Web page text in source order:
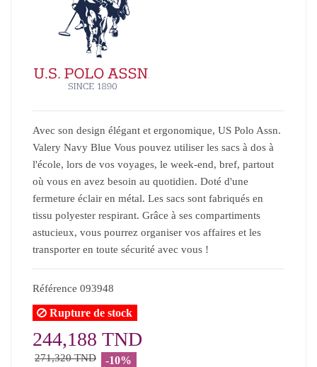
Avec son design élégant et ergonomique, US Polo Assn.
Valery Navy Blue Vous pouvez utiliser les sacs à dos à
l'école, lors de vos voyages, le week-end, bref, partout
où vous en avez besoin au quotidien. Doté d'une
fermeture éclair en métal. Les sacs sont fabriqués en
tissu polyester respirant. Grâce à ses compartiments
astucieux, vous pourrez organiser vos affaires et les
transporter en toute sécurité avec vous !
Référence 093948
Rupture de stock
244,188 TND
271,320 TND -10%